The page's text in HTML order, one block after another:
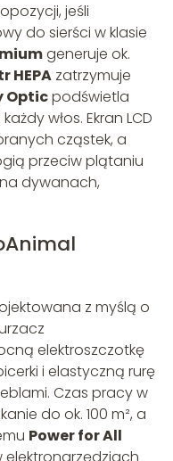
jeśli
do sierści w klasie
generuje ok.
HEPAzatrzymuje
Opticpodświetla
włos. Ekran LCD
cząstek, a
przeciw plątaniu
dywanach,
z myślą o
elektroszczotkę
i elastyczną rurę
Czas pracy w
do ok. 100 m², a
Power for All